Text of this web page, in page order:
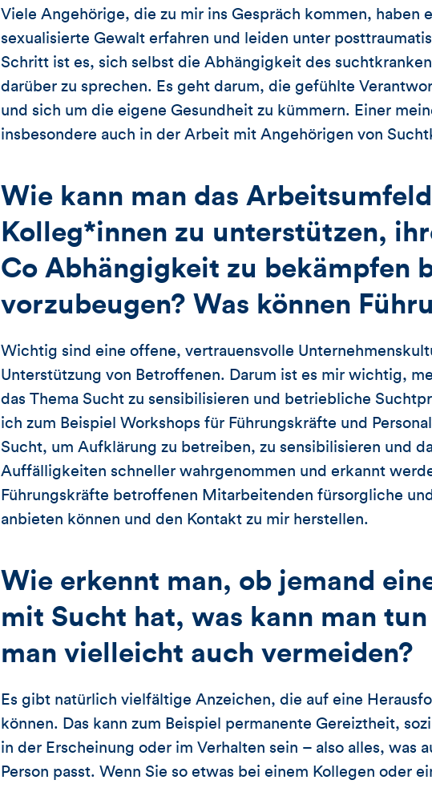
Viele Angehörige, die zu mir ins Gespräch kommen, haben
sexualisierte Gewalt erfahren und leiden unter
Schritt ist es, sich selbst die Abhängigkeit des
darüber zu sprechen. Es geht darum, die gefühlte
und sich um die eigene Gesundheit zu kümmern. Einer
insbesondere auch in der Arbeit mit Angehörigen von
Wie kann man das
Kolleg*innen zu unterstützen,
Co Abhängigkeit zu bekämpfen
vorzubeugen? Was können
Wichtig sind eine offene, vertrauensvolle
Unterstützung von Betroffenen. Darum ist es mir wichtig,
das Thema Sucht zu sensibilisieren und betriebliche
ich zum Beispiel Workshops für Führungskräfte und
Sucht, um Aufklärung zu betreiben, zu sensibilisieren und
Auffälligkeiten schneller wahrgenommen und erkannt
Führungskräfte betroffenen Mitarbeitenden fürsorgliche
anbieten können und den Kontakt zu mir herstellen.
Wie erkennt man, ob jemand
mit Sucht hat, was kann man
man vielleicht auch vermeiden?
Es gibt natürlich vielfältige Anzeichen, die auf eine
können. Das kann zum Beispiel permanente Gereiztheit,
in der Erscheinung oder im Verhalten sein – also alles, was
Person passt. Wenn Sie so etwas bei einem Kollegen oder